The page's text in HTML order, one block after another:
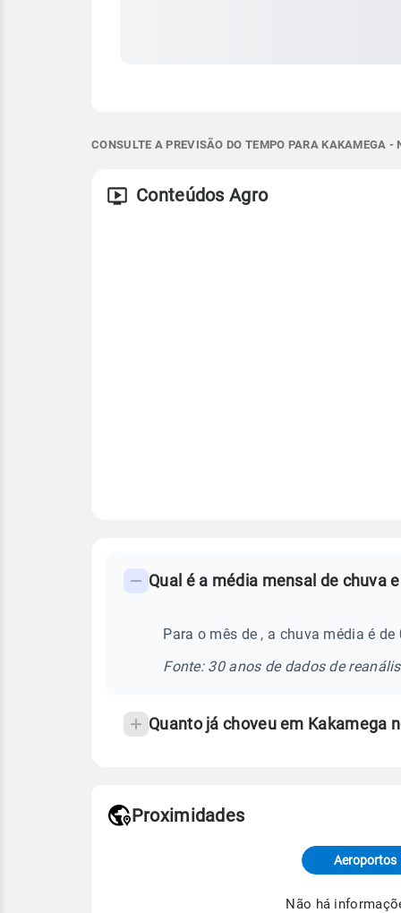
CONSULTE A PREVISÃO DO TEMPO PARA KAKAMEGA -
Conteúdos Agro
frequentes
temperatura
Para o mês de , a chuva média é
Fonte: 30 anos de dados de
Quanto já choveu em Kakamega
de Tempo e Estudos Climáticos
Proximidades
Aeroportos
Não há